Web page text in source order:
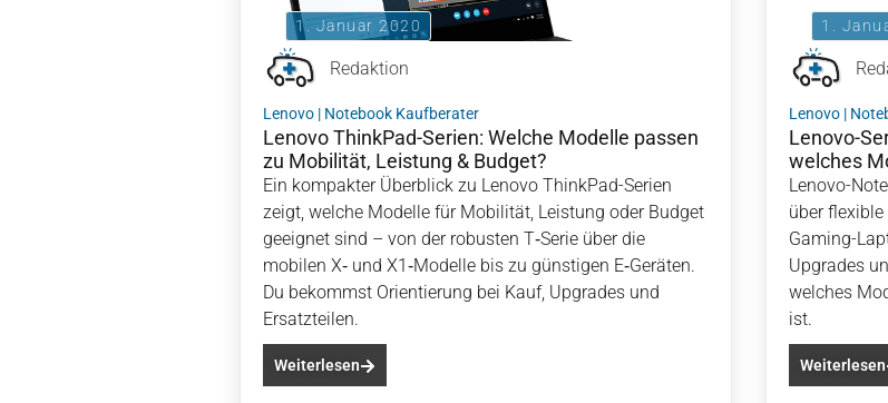
1. Januar 2020
Redaktion
Lenovo | Notebook Kaufberater
Lenovo ThinkPad-Serien: Welche Modelle passen
zu Mobilität, Leistung & Budget?
Ein kompakter Überblick zu Lenovo ThinkPad-Serien
zeigt, welche Modelle für Mobilität, Leistung oder Budget
geeignet sind – von der robusten T‑Serie über die
mobilen X‑ und X1‑Modelle bis zu günstigen E‑Geräten.
Du bekommst Orientierung bei Kauf, Upgrades und
Ersatzteilen.
Weiterlesen
1.
Lenovo |
Lenovo-
welches
Lenovo-
über
Gaming-
Upgrades
welches
ist.
Weiterlesen